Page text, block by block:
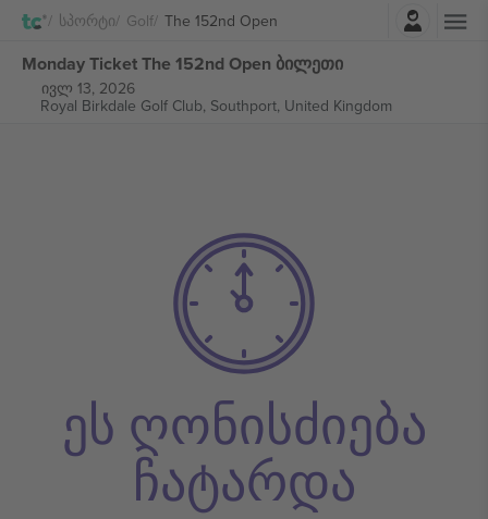
Სპორტი Golf The 152nd Open
Monday Ticket The 152nd Open ბილეთი
ივლ 13, 2026
Royal Birkdale Golf Club, Southport, United Kingdom
ეს ღონისძიება
ჩატარდა